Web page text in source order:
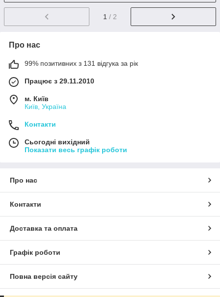
1 / 2
Про нас
99% позитивних з 131 відгука за рік
Працює з 29.11.2010
м. Київ
Київ, Україна
Контакти
Сьогодні вихідний
Показати весь графік роботи
Про нас
Контакти
Доставка та оплата
Графік роботи
Повна версія сайту